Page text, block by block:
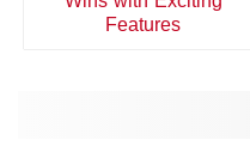
Features